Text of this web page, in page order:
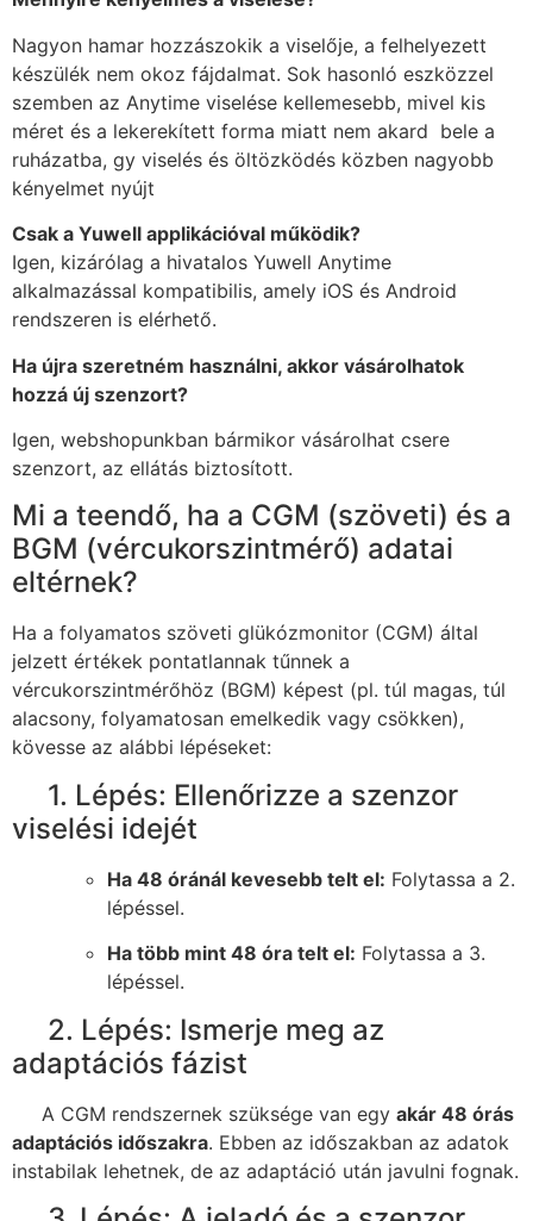
Nagyon hamar hozzászokik a viselője, a felhelyezett
készülék nem okoz fájdalmat. Sok hasonló eszközzel
szemben az Anytime viselése kellemesebb, mivel kis
méret és a lekerekített forma miatt nem akard bele a
ruházatba, gy viselés és öltözködés közben nagyobb
kényelmet nyújt
Csak a Yuwell applikációval működik?
Igen, kizárólag a hivatalos Yuwell Anytime
alkalmazással kompatibilis, amely iOS és Android
rendszeren is elérhető.
Ha újra szeretném használni, akkor vásárolhatok
hozzá új szenzort?
Igen, webshopunkban bármikor vásárolhat csere
szenzort, az ellátás biztosított.
Mi a teendő, ha a CGM (szöveti) és a
BGM (vércukorszintmérő) adatai
eltérnek?
Ha a folyamatos szöveti glükózmonitor (CGM) által
jelzett értékek pontatlannak tűnnek a
vércukorszintmérőhöz (BGM) képest (pl. túl magas, túl
alacsony, folyamatosan emelkedik vagy csökken),
kövesse az alábbi lépéseket:
1. Lépés: Ellenőrizze a szenzor
viselési idejét
Ha 48 óránál kevesebb telt el: Folytassa a 2.
lépéssel.
Ha több mint 48 óra telt el: Folytassa a 3.
lépéssel.
2. Lépés: Ismerje meg az
adaptációs fázist
A CGM rendszernek szüksége van egy akár 48 órás
adaptációs időszakra. Ebben az időszakban az adatok
instabilak lehetnek, de az adaptáció után javulni fognak.